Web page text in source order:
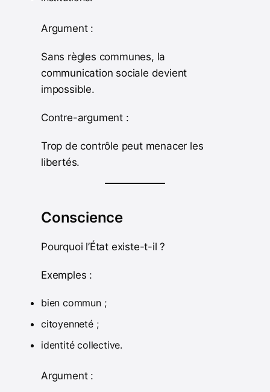
Argument :
Sans règles communes, la
communication sociale devient
impossible.
Contre-argument :
Trop de contrôle peut menacer les
libertés.
Conscience
Pourquoi l’État existe-t-il ?
Exemples :
bien commun ;
citoyenneté ;
identité collective.
Argument :